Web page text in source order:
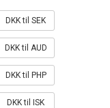
DKK til SEK
DKK til AUD
DKK til PHP
DKK til ISK